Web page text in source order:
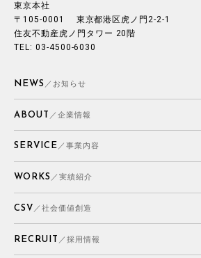
東京本社
〒105-0001 東京都港区虎ノ門2-2-1
住友不動産虎ノ門タワー 20階
TEL: 03-4500-6030
NEWS ／お知らせ
ABOUT ／企業情報
SERVICE ／事業内容
WORKS ／実績紹介
CSV ／社会価値創造
RECRUIT ／採用情報